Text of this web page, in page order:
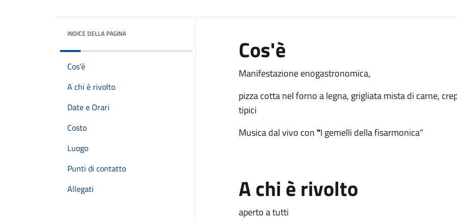
INDICE DELLA PAGINA
Cos'è
A chi è rivolto
Date e Orari
Costo
Luogo
Punti di contatto
Allegati
Cos'è
Manifestazione enogastronomica,
pizza cotta nel forno a legna, grigliata mista di carne,
tipici
Musica dal vivo con "I gemelli della fisarmonica"
A chi è rivolto
aperto a tutti